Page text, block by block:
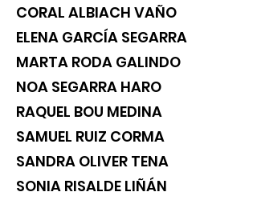
CORAL ALBIACH VAÑO
ELENA GARCÍA SEGARRA
MARTA RODA GALINDO
NOA SEGARRA HARO
RAQUEL BOU MEDINA
SAMUEL RUIZ CORMA
SANDRA OLIVER TENA
SONIA RISALDE LIÑÁN